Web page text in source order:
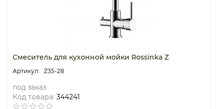
Смеситель для кухонной мойки Rossinka Z
Z35-28
под заказ
Код товара: 344241